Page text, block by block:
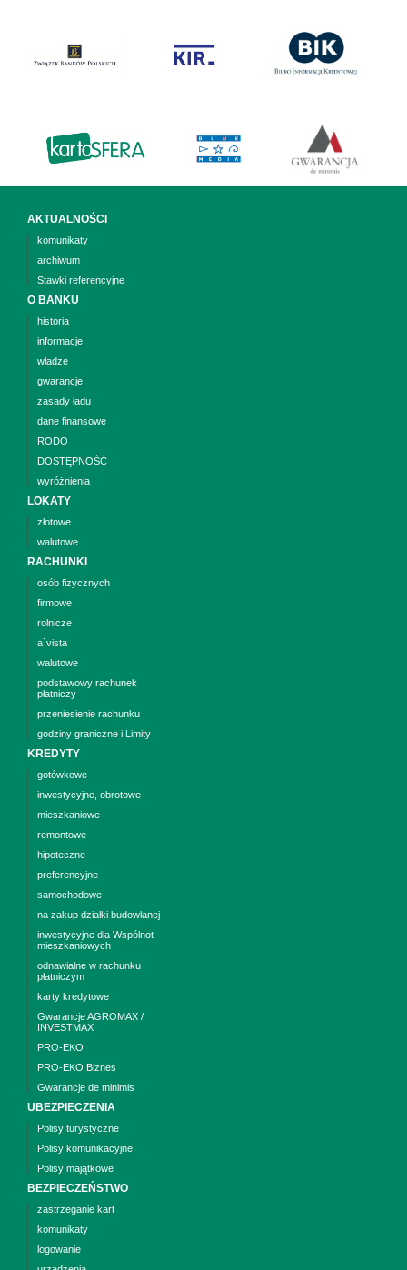
AKTUALNOŚCI
komunikaty
archiwum
Stawki referencyjne
O BANKU
historia
informacje
władze
gwarancje
zasady ładu
dane finansowe
RODO
DOSTĘPNOŚĆ
wyróżnienia
LOKATY
złotowe
walutowe
RACHUNKI
osób fizycznych
firmowe
rolnicze
a`vista
walutowe
podstawowy rachunek
płatniczy
przeniesienie rachunku
godziny graniczne i Limity
KREDYTY
gotówkowe
inwestycyjne, obrotowe
mieszkaniowe
remontowe
hipoteczne
preferencyjne
samochodowe
na zakup działki budowlanej
inwestycyjne dla Wspólnot
mieszkaniowych
odnawialne w rachunku
płatniczym
karty kredytowe
Gwarancje AGROMAX /
INVESTMAX
PRO-EKO
PRO-EKO Biznes
Gwarancje de minimis
UBEZPIECZENIA
Polisy turystyczne
Polisy komunikacyjne
Polisy majątkowe
BEZPIECZEŃSTWO
zastrzeganie kart
komunikaty
logowanie